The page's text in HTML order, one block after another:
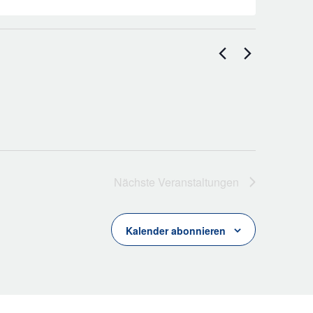
Nächste Veranstaltungen
Kalender abonnieren